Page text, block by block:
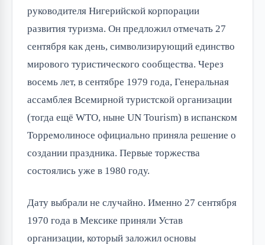
руководителя Нигерийской корпорации
развития туризма. Он предложил отмечать 27
сентября как день, символизирующий единство
мирового туристического сообщества. Через
восемь лет, в сентябре 1979 года, Генеральная
ассамблея Всемирной туристской организации
(тогда ещё WTO, ныне UN Tourism) в испанском
Торремолиносе официально приняла решение о
создании праздника. Первые торжества
состоялись уже в 1980 году.
Дату выбрали не случайно. Именно 27 сентября
1970 года в Мексике приняли Устав
организации, который заложил основы